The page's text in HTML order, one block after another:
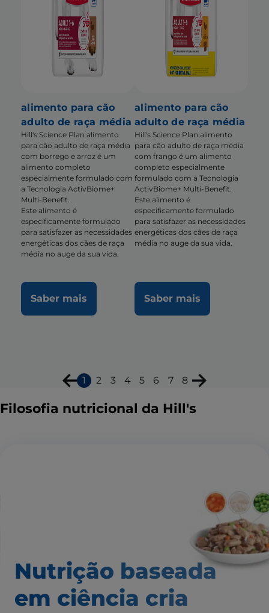
alimento para cão
adulto de raça média
Hill's Science Plan alimento
para cão adulto de raça média
com borrego e arroz é um
alimento completo
especialmente formulado com
a Tecnologia ActivBiome+
Multi-Benefit.
Este alimento é
especificamente formulado
para satisfazer as necessidades
energéticas dos cães de raça
média no auge da sua vida.
Saber mais
alimento para cão
adulto de raça média
Hill's Science Plan alimento
para cão adulto de raça média
com frango é um alimento
completo especialmente
formulado com a Tecnologia
ActivBiome+ Multi-Benefit.
Este alimento é
especificamente formulado
para satisfazer as necessidades
energéticas dos cães de raça
média no auge da sua vida.
Saber mais
1 2 3 4 5 6 7 8
Filosofia nutricional da Hill's
Nutrição baseada
em ciência cria